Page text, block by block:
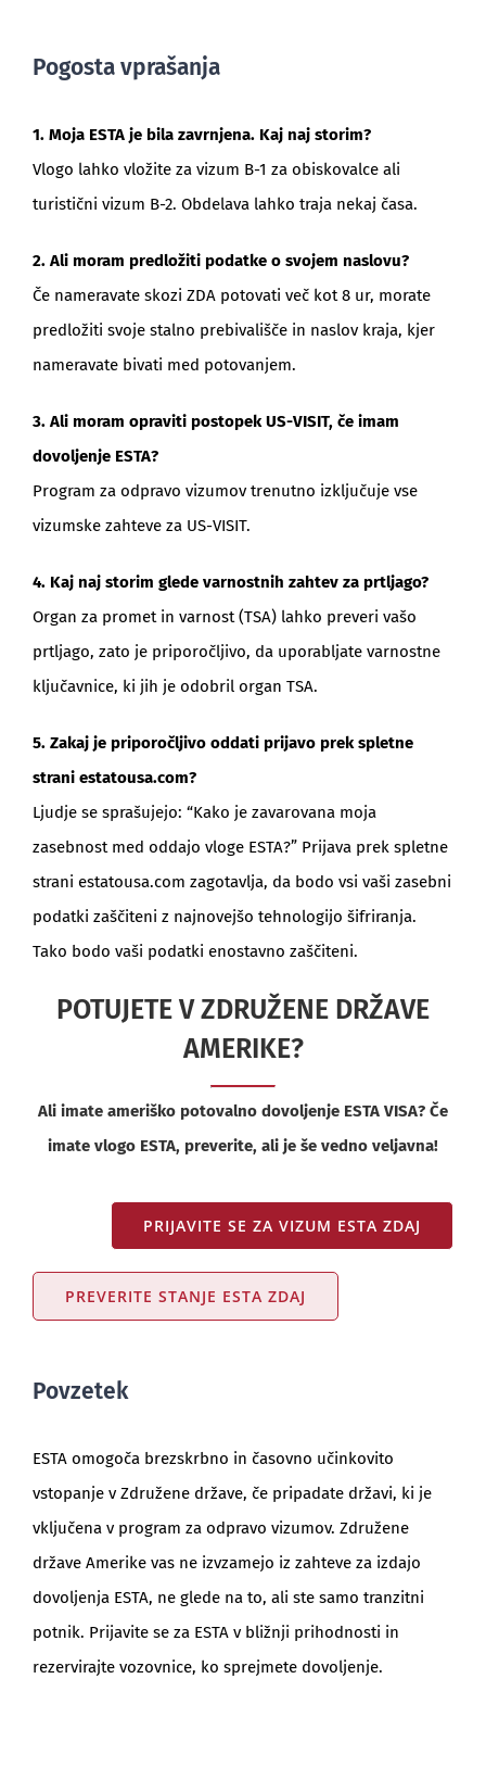
Pogosta vprašanja
1. Moja ESTA je bila zavrnjena. Kaj naj storim?
Vlogo lahko vložite za vizum B-1 za obiskovalce ali
turistični vizum B-2. Obdelava lahko traja nekaj časa.
2. Ali moram predložiti podatke o svojem naslovu?
Če nameravate skozi ZDA potovati več kot 8 ur, morate
predložiti svoje stalno prebivališče in naslov kraja, kjer
nameravate bivati med potovanjem.
3. Ali moram opraviti postopek US-VISIT, če imam
dovoljenje ESTA?
Program za odpravo vizumov trenutno izključuje vse
vizumske zahteve za US-VISIT.
4. Kaj naj storim glede varnostnih zahtev za prtljago?
Organ za promet in varnost (TSA) lahko preveri vašo
prtljago, zato je priporočljivo, da uporabljate varnostne
ključavnice, ki jih je odobril organ TSA.
5. Zakaj je priporočljivo oddati prijavo prek spletne
strani estatousa.com?
Ljudje se sprašujejo: “Kako je zavarovana moja
zasebnost med oddajo vloge ESTA?” Prijava prek spletne
strani estatousa.com zagotavlja, da bodo vsi vaši zasebni
podatki zaščiteni z najnovejšo tehnologijo šifriranja.
Tako bodo vaši podatki enostavno zaščiteni.
POTUJETE V ZDRUŽENE DRŽAVE
AMERIKE?
Ali imate ameriško potovalno dovoljenje ESTA VISA? Če
imate vlogo ESTA, preverite, ali je še vedno veljavna!
PRIJAVITE SE ZA VIZUM ESTA ZDAJ
PREVERITE STANJE ESTA ZDAJ
Povzetek
ESTA omogoča brezskrbno in časovno učinkovito
vstopanje v Združene države, če pripadate državi, ki je
vključena v program za odpravo vizumov. Združene
države Amerike vas ne izvzamejo iz zahteve za izdajo
dovoljenja ESTA, ne glede na to, ali ste samo tranzitni
potnik. Prijavite se za ESTA v bližnji prihodnosti in
rezervirajte vozovnice, ko sprejmete dovoljenje.